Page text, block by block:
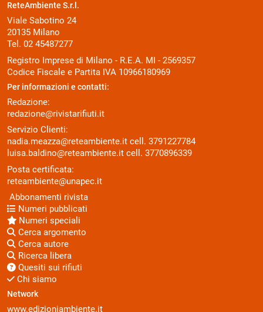
ReteAmbiente S.r.l.
Viale Sabotino 24
20135 Milano
Tel. 02 45487277
Registro Imprese di Milano - R.E.A. MI - 2569357
Codice Fiscale e Partita IVA 10966180969
Per informazioni e contatti:
Redazione:
redazione@rivistarifiuti.it
Servizio Clienti:
nadia.meazza@reteambiente.it cell. 3791227784
luisa.baldino@reteambiente.it cell. 3770896339
Posta certificata:
reteambiente@unapec.it
Abbonamenti rivista
Numeri pubblicati
Numeri speciali
Cerca argomento
Cerca autore
Ricerca libera
Quesiti sui rifiuti
Chi siamo
Network
www.edizioniambiente.it